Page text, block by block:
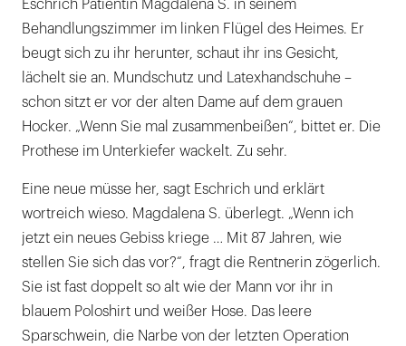
Eschrich Patientin Magdalena S. in seinem
Behandlungszimmer im linken Flügel des Heimes. Er
beugt sich zu ihr herunter, schaut ihr ins Gesicht,
lächelt sie an. Mundschutz und Latexhandschuhe –
schon sitzt er vor der alten Dame auf dem grauen
Hocker. „Wenn Sie mal zusammenbeißen“, bittet er. Die
Prothese im Unterkiefer wackelt. Zu sehr.
Eine neue müsse her, sagt Eschrich und erklärt
wortreich wieso. Magdalena S. überlegt. „Wenn ich
jetzt ein neues Gebiss kriege … Mit 87 Jahren, wie
stellen Sie sich das vor?“, fragt die Rentnerin zögerlich.
Sie ist fast doppelt so alt wie der Mann vor ihr in
blauem Poloshirt und weißer Hose. Das leere
Sparschwein, die Narbe von der letzten Operation